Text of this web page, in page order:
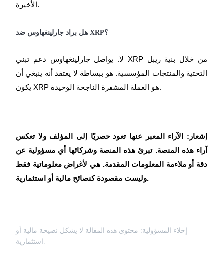
الأخيرة.
هل براد جارلينغهاوس ضد XRP؟
لا. يواصل جارلينغهاوس دعم تبني XRP من خلال بنية ريبل
التحتية والمنتجات المؤسسية. هو ببساطة لا يعتقد أنه ينبغي أن
يكون XRP هو العملة المشفرة الناجحة الوحيدة.
إشعار: الآراء المعبر عنها تعود حصريًا إلى المؤلف ولا تعكس
آراء هذه المنصة. تبرئ هذه المنصة وشركائها أي مسؤولية عن
دقة أو ملاءمة المعلومات المقدمة. هي لأغراض معلوماتية فقط
وليست مقصودة كنصائح مالية أو استثمارية.
إخلاء المسؤولية: محتوى هذه المقالة لا يشكل نصيحة مالية أو
استثمارية.